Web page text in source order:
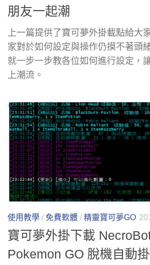
朋友一起潮
上一篇提供了寶可夢外掛載點給大
家對於如何設定與操作仍摸不著頭
就一步一步教各位如何進行設定，
上潮流。
使用教學 / 免費軟體 / 精靈寶可夢GO
寶可夢外掛下載
Pokemon GO 脫機自動